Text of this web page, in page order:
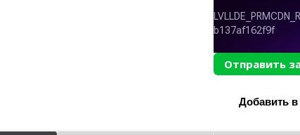
Отправить